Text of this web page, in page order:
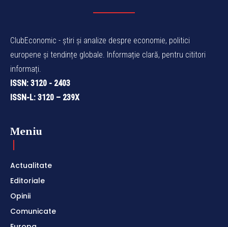
ClubEconomic - știri și analize despre economie, politici
europene și tendințe globale. Informație clară, pentru cititori
informați.
ISSN: 3120 - 2403
ISSN-L: 3120 – 239X
Meniu
Actualitate
Editoriale
Opinii
Comunicate